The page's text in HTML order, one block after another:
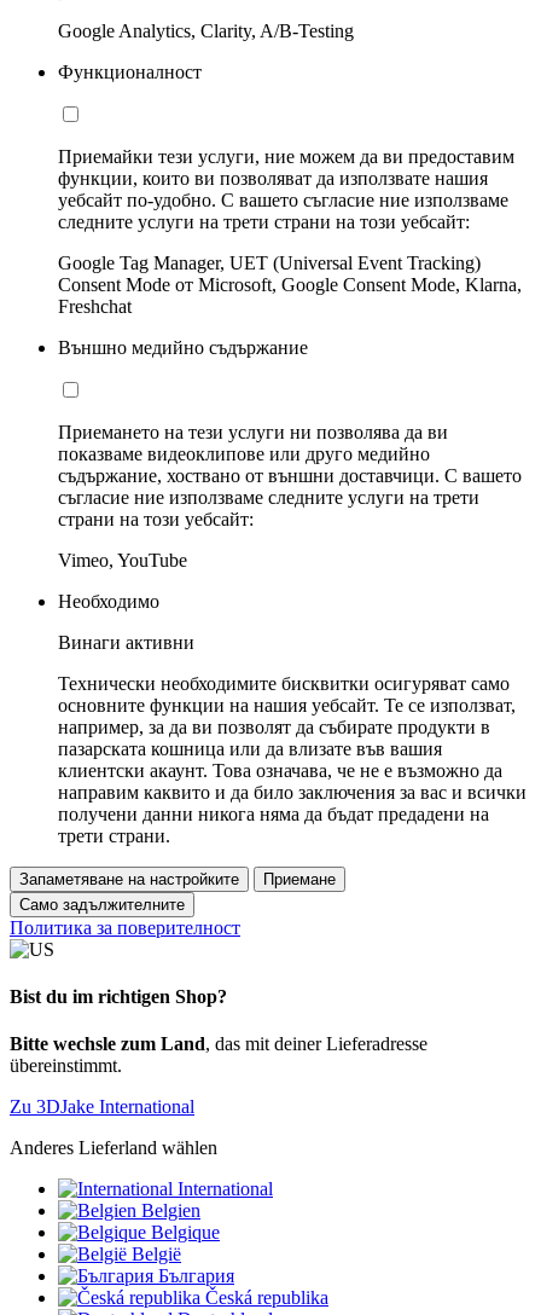
Google Analytics, Clarity, A/B-Testing
Функционалност
Приемайки тези услуги, ние можем да ви предоставим
функции, които ви позволяват да използвате нашия
уебсайт по-удобно. С вашето съгласие ние използваме
следните услуги на трети страни на този уебсайт:
Google Tag Manager, UET (Universal Event Tracking)
Consent Mode от Microsoft, Google Consent Mode, Klarna,
Freshchat
Външно медийно съдържание
Приемането на тези услуги ни позволява да ви
показваме видеоклипове или друго медийно
съдържание, хоствано от външни доставчици. С вашето
съгласие ние използваме следните услуги на трети
страни на този уебсайт:
Vimeo, YouTube
Необходимо
Винаги активни
Технически необходимите бисквитки осигуряват само
основните функции на нашия уебсайт. Те се използват,
например, за да ви позволят да събирате продукти в
пазарската кошница или да влизате във вашия
клиентски акаунт. Това означава, че не е възможно да
направим каквито и да било заключения за вас и всички
получени данни никога няма да бъдат предадени на
трети страни.
Запаметяване на настройките
Приемане
Само задължителните
Политика за поверителност
Bist du im richtigen Shop?
Bitte wechsle zum Land, das mit deiner Lieferadresse
übereinstimmt.
Zu 3DJake International
Anderes Lieferland wählen
International
Belgien
Belgique
België
България
Česká republika